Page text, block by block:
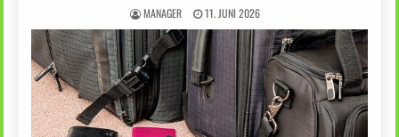
MANAGER 11. JUNI 2026